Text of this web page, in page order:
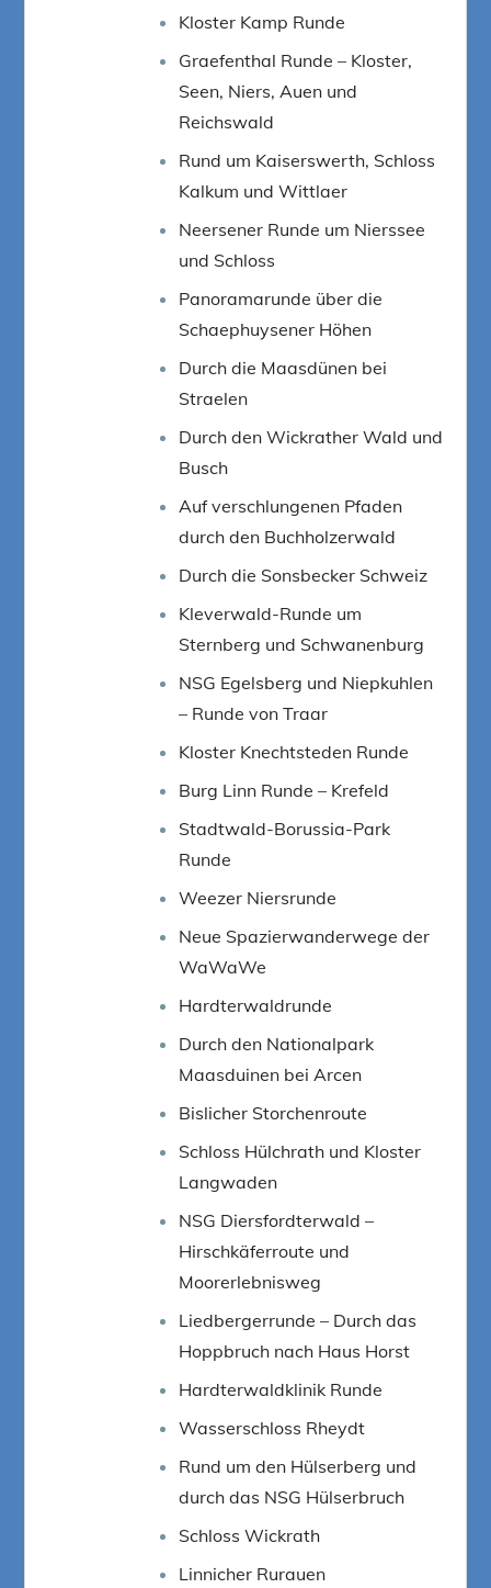
Kloster Kamp Runde
Graefenthal Runde – Kloster,
Seen, Niers, Auen und
Reichswald
Rund um Kaiserswerth, Schloss
Kalkum und Wittlaer
Neersener Runde um Nierssee
und Schloss
Panoramarunde über die
Schaephuysener Höhen
Durch die Maasdünen bei
Straelen
Durch den Wickrather Wald und
Busch
Auf verschlungenen Pfaden
durch den Buchholzerwald
Durch die Sonsbecker Schweiz
Kleverwald-Runde um
Sternberg und Schwanenburg
NSG Egelsberg und Niepkuhlen
– Runde von Traar
Kloster Knechtsteden Runde
Burg Linn Runde – Krefeld
Stadtwald-Borussia-Park
Runde
Weezer Niersrunde
Neue Spazierwanderwege der
WaWaWe
Hardterwaldrunde
Durch den Nationalpark
Maasduinen bei Arcen
Bislicher Storchenroute
Schloss Hülchrath und Kloster
Langwaden
NSG Diersfordterwald –
Hirschkäferroute und
Moorerlebnisweg
Liedbergerrunde – Durch das
Hoppbruch nach Haus Horst
Hardterwaldklinik Runde
Wasserschloss Rheydt
Rund um den Hülserberg und
durch das NSG Hülserbruch
Schloss Wickrath
Linnicher Rurauen